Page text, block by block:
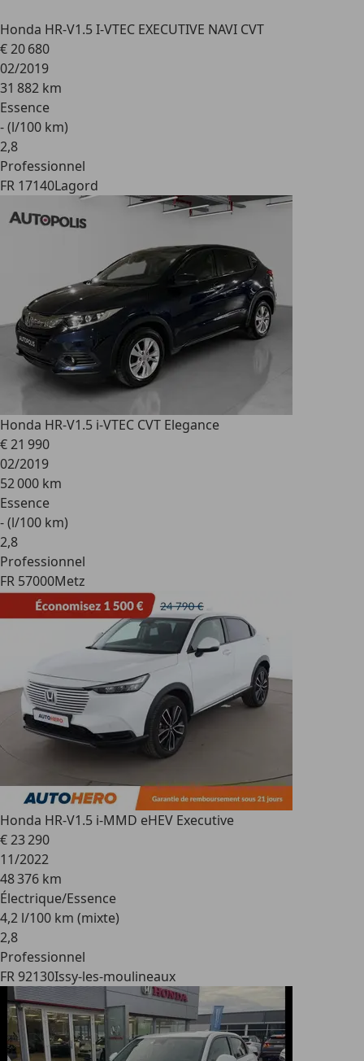
Honda HR-V1.5 I-VTEC EXECUTIVE NAVI CVT
€ 20 680
02/2019
31 882 km
Essence
- (l/100 km)
2,8
Professionnel
FR 17140Lagord
Honda HR-V1.5 i-VTEC CVT Elegance
€ 21 990
02/2019
52 000 km
Essence
- (l/100 km)
2,8
Professionnel
FR 57000Metz
Honda HR-V1.5 i-MMD eHEV Executive
€ 23 290
11/2022
48 376 km
Électrique/Essence
4,2 l/100 km (mixte)
2,8
Professionnel
FR 92130Issy-les-moulineaux